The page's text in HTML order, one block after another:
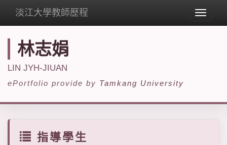
Toggle
淡江大學教師歷程
林志娟
LIN JYH-JIUAN
ePortfolio provide by Tamkang University
指導學生